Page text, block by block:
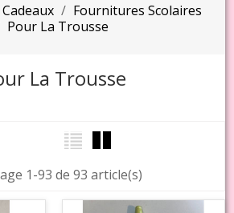
Fournitures Scolaires
Pour La Trousse
La Trousse
1-93 de 93 article(s)